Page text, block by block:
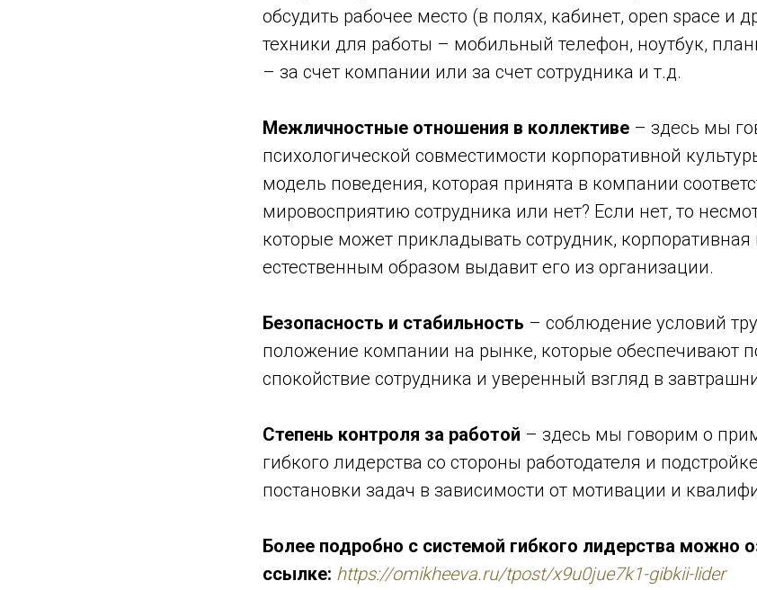
обсудить рабочее место (в полях, кабинет, open space и
техники для работы – мобильный телефон, ноутбук,
– за счет компании или за счет сотрудника и т.д.
Межличностные отношения в коллективе – здесь мы
психологической совместимости корпоративной
модель поведения, которая принята в компании
мировосприятию сотрудника или нет? Если нет, то
которые может прикладывать сотрудник, корпоративная
естественным образом выдавит его из организации.
Безопасность и стабильность – соблюдение условий
положение компании на рынке, которые обеспечивают
спокойствие сотрудника и уверенный взгляд в
Степень контроля за работой – здесь мы говорим о
гибкого лидерства со стороны работодателя и
постановки задач в зависимости от мотивации и
Более подробно с системой гибкого лидерства можно
ссылке: https://omikheeva.ru/tpost/x9u0jue7k1-gibkii-lider